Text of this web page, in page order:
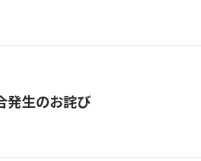
発生のお詫び